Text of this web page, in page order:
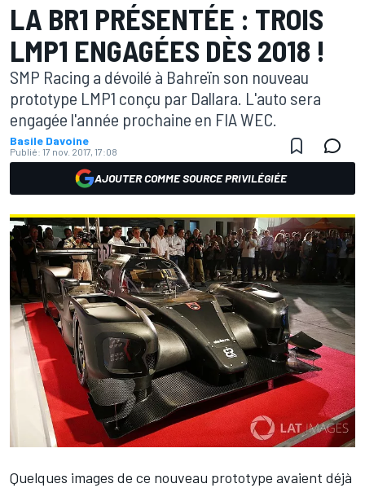
LA BR1 PRÉSENTÉE : TROIS
LMP1 ENGAGÉES DÈS 2018 !
SMP Racing a dévoilé à Bahreïn son nouveau
prototype LMP1 conçu par Dallara. L'auto sera
engagée l'année prochaine en FIA WEC.
Basile Davoine
Publié: 17 nov. 2017, 17:08
AJOUTER COMME SOURCE PRIVILÉGIÉE
Quelques images de ce nouveau prototype avaient déjà